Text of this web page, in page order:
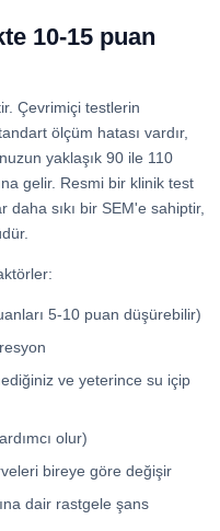
10-15 puan
Çevrimiçi testlerin
ölçüm hatası vardır,
yaklaşık 90 ile 110
gelir. Resmi bir klinik test
daha sıkı bir SEM'e sahiptir,
5-10 puan düşürebilir)
ve yeterince su içip
olur)
bireye göre değişir
dair rastgele şans